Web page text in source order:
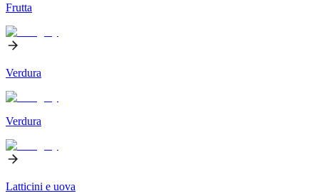
Frutta
Verdura
Verdura
Latticini e uova